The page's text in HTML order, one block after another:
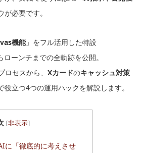
必要です。
機能」をフル活用した特設
ローンチまでの全軌跡を公開。
ロセスから、 Xカードのキャッシュ対策
役立つ4つの運用ハックを解説します。
[非表示]
に「徹底的に考えさせ